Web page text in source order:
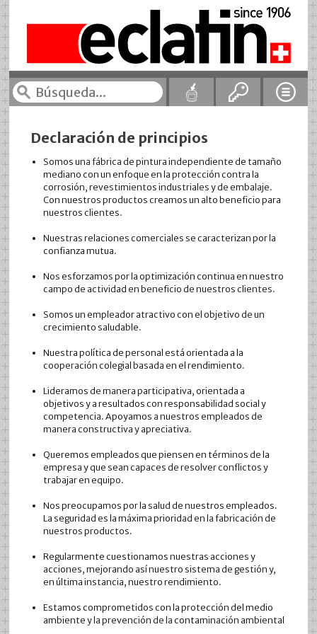
Declaración de principios
Somos una fábrica de pintura independiente de tamaño
mediano con un enfoque en la protección contra la
corrosión, revestimientos industriales y de embalaje.
Con nuestros productos creamos un alto beneficio para
nuestros clientes.
Nuestras relaciones comerciales se caracterizan por la
confianza mutua.
Nos esforzamos por la optimización continua en nuestro
campo de actividad en beneficio de nuestros clientes.
Somos un empleador atractivo con el objetivo de un
crecimiento saludable.
Nuestra política de personal está orientada a la
cooperación colegial basada en el rendimiento.
Lideramos de manera participativa, orientada a
objetivos y a resultados con responsabilidad social y
competencia. Apoyamos a nuestros empleados de
manera constructiva y apreciativa.
Queremos empleados que piensen en términos de la
empresa y que sean capaces de resolver conflictos y
trabajar en equipo.
Nos preocupamos por la salud de nuestros empleados.
La seguridad es la máxima prioridad en la fabricación de
nuestros productos.
Regularmente cuestionamos nuestras acciones y
acciones, mejorando así nuestro sistema de gestión y,
en última instancia, nuestro rendimiento.
Estamos comprometidos con la protección del medio
ambiente y la prevención de la contaminación ambiental